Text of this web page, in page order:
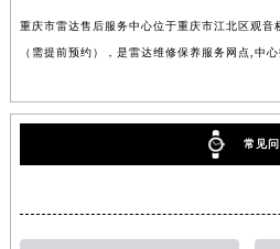
重庆市雷达售后服务中心位于重庆市江北区观音
（需提前预约），是雷达维修保养服务网点,中
常见